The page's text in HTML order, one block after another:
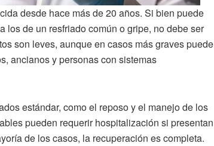
desde hace más de 20 años. Si bien puede
de un resfriado común o gripe, no debe ser
son leves, aunque en casos más graves puede
ancianos y personas con sistemas
estándar, como el reposo y el manejo de los
pueden requerir hospitalización si presentan
de los casos, la recuperación es completa.